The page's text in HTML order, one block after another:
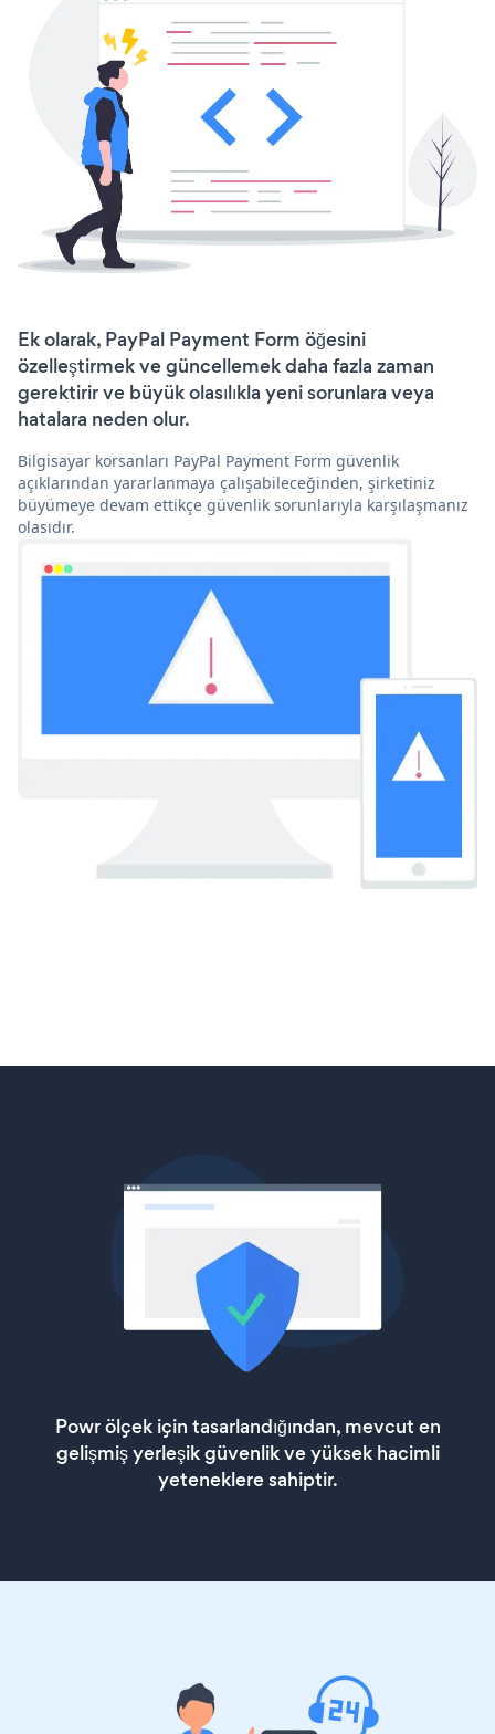
Ek olarak, PayPal Payment Form öğesini
özelleştirmek ve güncellemek daha fazla zaman
gerektirir ve büyük olasılıkla yeni sorunlara veya
hatalara neden olur.
Bilgisayar korsanları PayPal Payment Form güvenlik
açıklarından yararlanmaya çalışabileceğinden, şirketiniz
büyümeye devam ettikçe güvenlik sorunlarıyla karşılaşmanız
olasıdır.
Powr ölçek için tasarlandığından, mevcut en
gelişmiş yerleşik güvenlik ve yüksek hacimli
yeteneklere sahiptir.